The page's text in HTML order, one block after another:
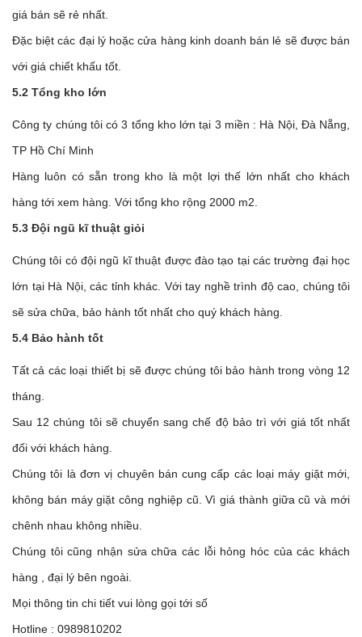
giá bán sẽ rẻ nhất.
Đặc biệt các đại lý hoặc cửa hàng kinh doanh bán lẻ sẽ được bán
với giá chiết khấu tốt.
5.2 Tổng kho lớn
Công ty chúng tôi có 3 tổng kho lớn tại 3 miền : Hà Nội, Đà Nẵng,
TP Hồ Chí Minh
Hàng luôn có sẵn trong kho là một lợi thế lớn nhất cho khách
hàng tới xem hàng. Với tổng kho rộng 2000 m2.
5.3 Đội ngũ kĩ thuật giỏi
Chúng tôi có đội ngũ kĩ thuật được đào tạo tại các trường đại học
lớn tại Hà Nội, các tỉnh khác. Với tay nghề trình độ cao, chúng tôi
sẽ sửa chữa, bảo hành tốt nhất cho quý khách hàng.
5.4 Bảo hành tốt
Tất cả các loại thiết bị sẽ được chúng tôi bảo hành trong vòng 12
tháng.
Sau 12 chúng tôi sẽ chuyển sang chế độ bảo trì với giá tốt nhất
đối với khách hàng.
Chúng tôi là đơn vị chuyên bán cung cấp các loại máy giặt mới,
không bán máy giặt công nghiệp cũ. Vì giá thành giữa cũ và mới
chênh nhau không nhiều.
Chúng tôi cũng nhận sửa chữa các lỗi hỏng hóc của các khách
hàng , đại lý bên ngoài.
Mọi thông tin chi tiết vui lòng gọi tới số
Hotline : 0989810202